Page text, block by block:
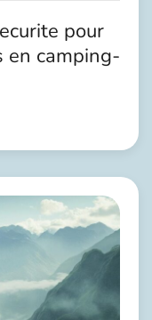
pour
en camping-